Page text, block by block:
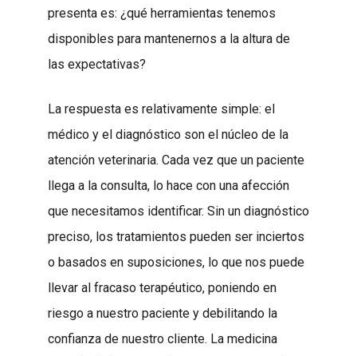
presenta es: ¿qué herramientas tenemos
disponibles para mantenernos a la altura de
las expectativas?
La respuesta es relativamente simple: el
médico y el diagnóstico son el núcleo de la
atención veterinaria. Cada vez que un paciente
llega a la consulta, lo hace con una afección
que necesitamos identificar. Sin un diagnóstico
preciso, los tratamientos pueden ser inciertos
o basados en suposiciones, lo que nos puede
llevar al fracaso terapéutico, poniendo en
riesgo a nuestro paciente y debilitando la
confianza de nuestro cliente. La medicina